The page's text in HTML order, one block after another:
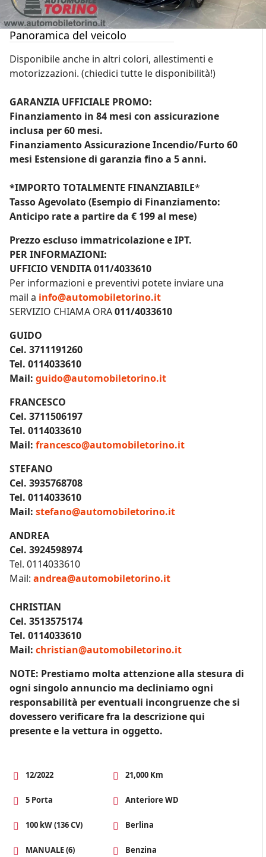
Panoramica del veicolo
Disponibile anche in altri colori, allestimenti e
motorizzazioni. (chiedici tutte le disponibilità!)
GARANZIA UFFICIALE PROMO:
Finanziamento in 84 mesi con assicurazione
inclusa per 60 mesi.
Finanziamento Assicurazione Incendio/Furto 60
mesi Estensione di garanzia fino a 5 anni.
*IMPORTO TOTALMENTE FINANZIABILE*
Tasso Agevolato(Esempio di Finanziamento:
Anticipo rate a partire da € 199 al mese)
Prezzo escluso immatricolazione e IPT.
PER INFORMAZIONI:
UFFICIO VENDITA 011/4033610
Per informazioni e preventivi potete inviare una
mail a info@automobiletorino.it
SERVIZIO CHIAMA ORA011/4033610
GUIDO
Cel. 3711191260
Tel. 0114033610
Mail: guido@automobiletorino.it
FRANCESCO
Cel. 3711506197
Tel. 0114033610
Mail: francesco@automobiletorino.it
STEFANO
Cel. 3935768708
Tel. 0114033610
Mail: stefano@automobiletorino.it
ANDREA
Cel. 3924598974
Tel. 0114033610
Mail: andrea@automobiletorino.it
CHRISTIAN
Cel. 3513575174
Tel. 0114033610
Mail: christian@automobiletorino.it
NOTE: Prestiamo molta attenzione alla stesura di
ogni singolo annuncio ma decliniamo ogni
responsabilità per eventuali incongruenze che si
dovessero verificare fra la descrizione qui
presente e la vettura in oggetto.
12/2022 21,000 Km
5 Porta Anteriore WD
100 kW (136 CV) Berlina
MANUALE (6) Benzina